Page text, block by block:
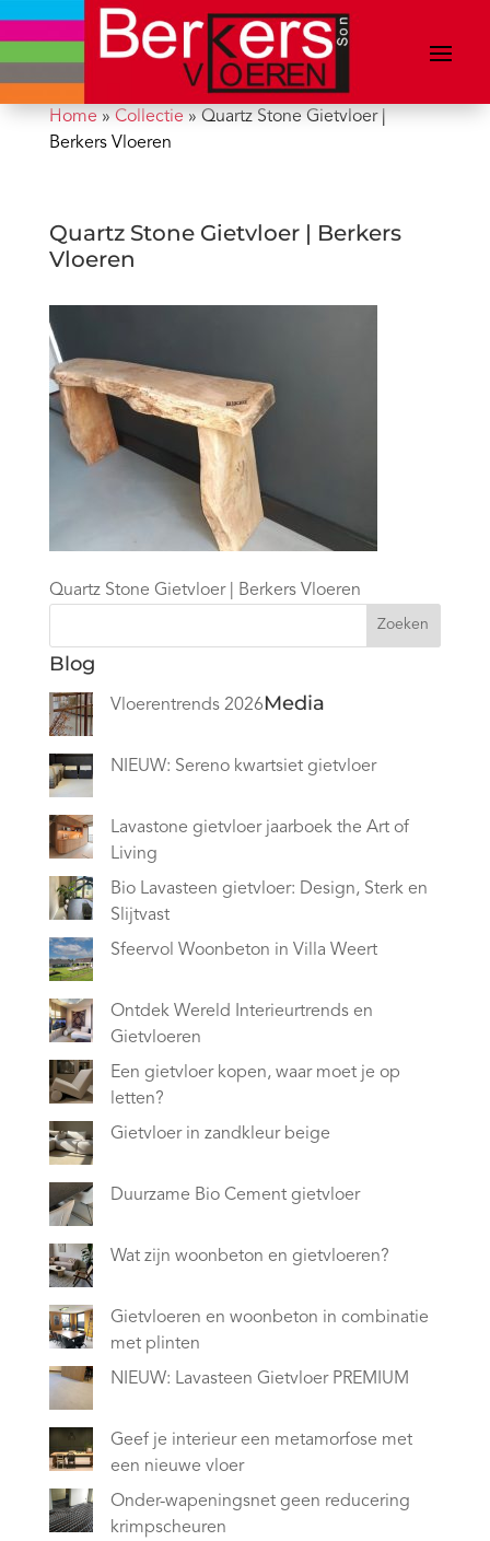
Home» Collectie» Quartz Stone Gietvloer |
Berkers Vloeren
Quartz Stone Gietvloer | Berkers
Vloeren
Quartz Stone Gietvloer | Berkers Vloeren
Zoeken
Blog
Vloerentrends 2026
NIEUW: Sereno kwartsiet gietvloer
Lavastone gietvloer jaarboek the Art of
Living
Bio Lavasteen gietvloer: Design, Sterk en
Slijtvast
Sfeervol Woonbeton in Villa Weert
Ontdek Wereld Interieurtrends en
Gietvloeren
Een gietvloer kopen, waar moet je op
letten?
Gietvloer in zandkleur beige
Duurzame Bio Cement gietvloer
Wat zijn woonbeton en gietvloeren?
Gietvloeren en woonbeton in combinatie
met plinten
NIEUW: Lavasteen Gietvloer PREMIUM
Geef je interieur een metamorfose met
een nieuwe vloer
Onder-wapeningsnet geen reducering
krimpscheuren
Media